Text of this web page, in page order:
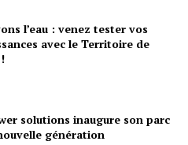
l’eau : venez tester vos
avec le Territoire de
solutions inaugure son parc
génération